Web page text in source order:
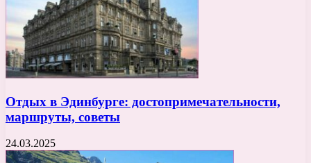
Отдых в Эдинбурге: достопримечательности,
маршруты, советы
24.03.2025